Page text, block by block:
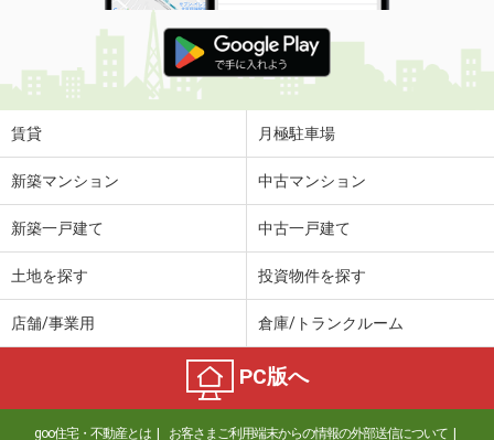
賃貸 月極駐車場
新築マンション 中古マンション
新築一戸建て 中古一戸建て
土地を探す 投資物件を探す
店舗/事業用 倉庫/トランクルーム
PC版へ
goo住宅・不動産とは お客さまご利用端末からの情報の外部送信について